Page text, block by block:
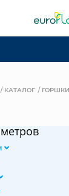
КАТАЛОГ